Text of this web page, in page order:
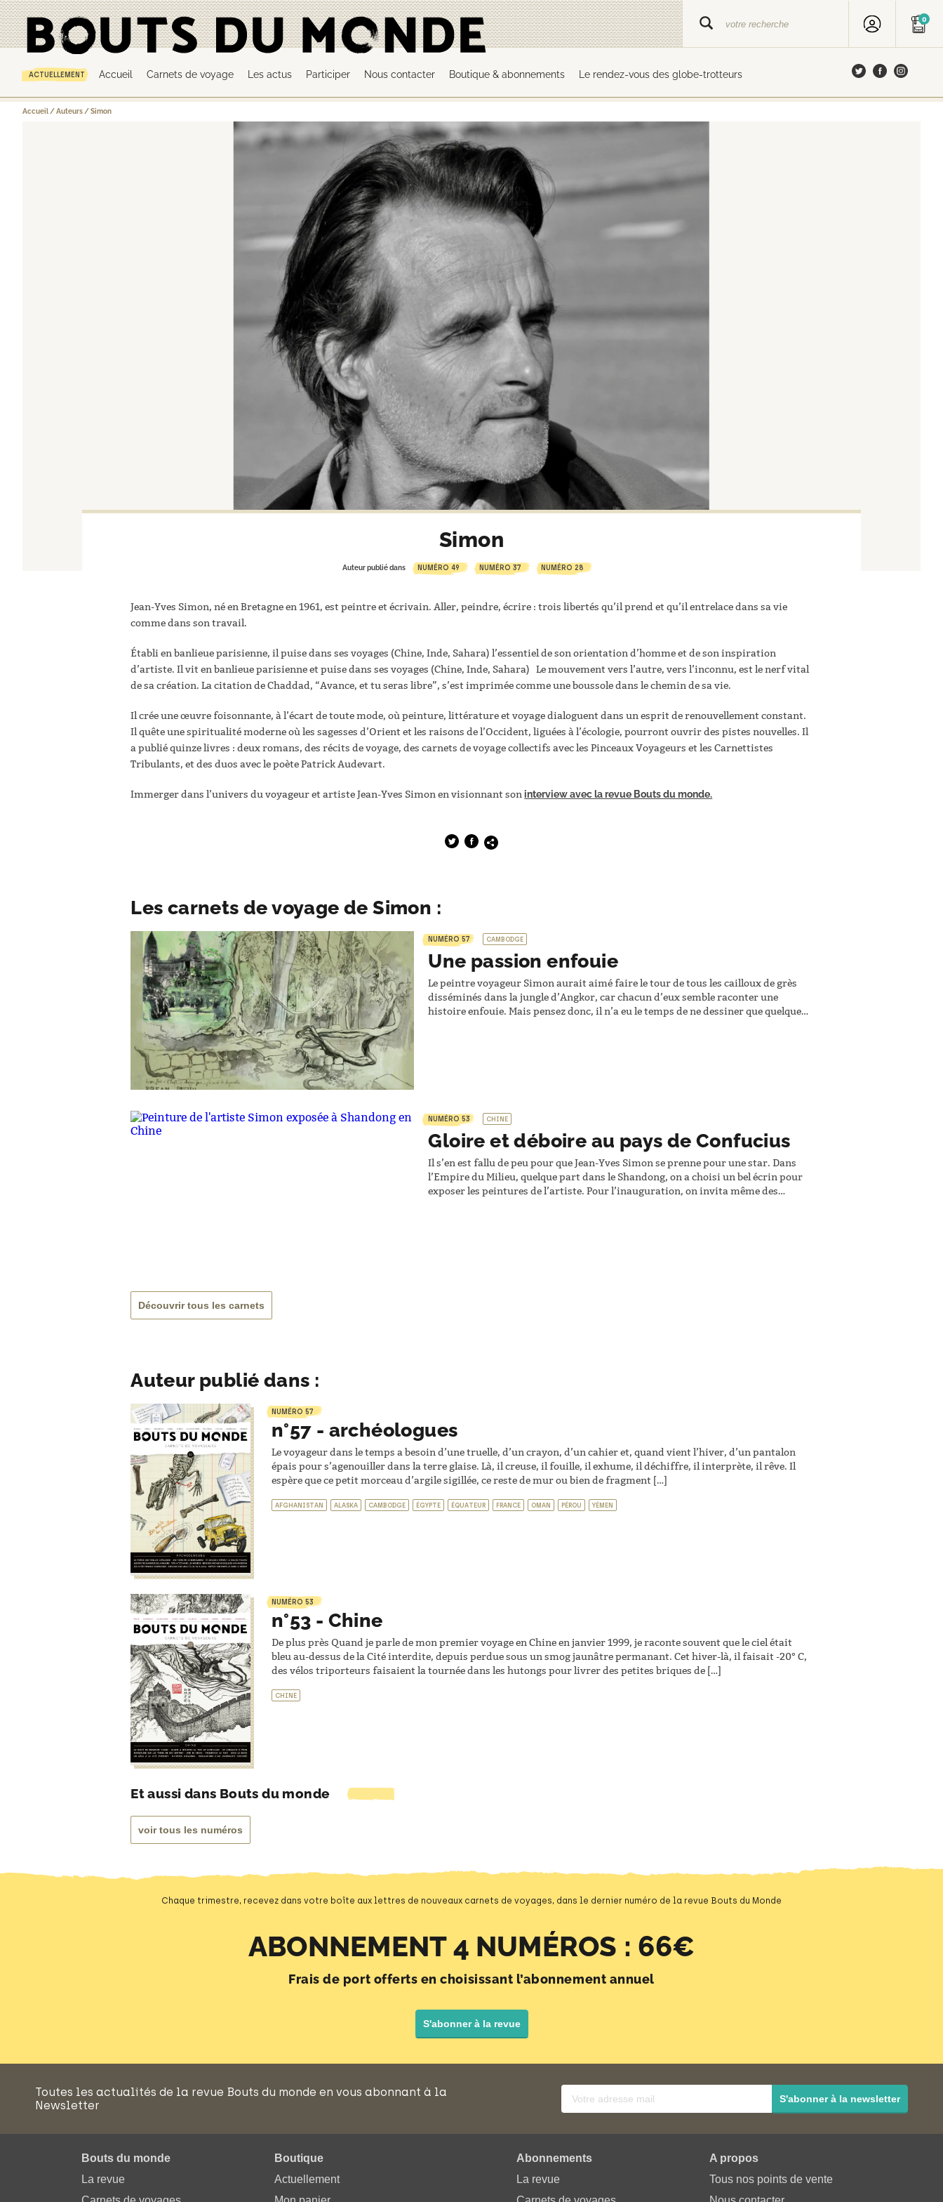
0
ACTUELLEMENT Accueil Carnets de voyage Les actus Participer Nous contacter Boutique & abonnements Le rendez-vous des globe-trotteurs
Accueil /Auteurs /Simon
Simon
Auteur publié dans NUMÉRO 49 NUMÉRO 37 NUMÉRO 28
Jean-Yves Simon, né en Bretagne en 1961, est peintre et écrivain. Aller, peindre, écrire : trois libertés qu’il prend et qu’il entrelace dans sa vie
comme dans son travail.
Établi en banlieue parisienne, il puise dans ses voyages (Chine, Inde, Sahara) l’essentiel de son orientation d’homme et de son inspiration
d’artiste. Il vit en banlieue parisienne et puise dans ses voyages (Chine, Inde, Sahara) Le mouvement vers l’autre, vers l’inconnu, est le nerf vital
de sa création. La citation de Chaddad, “Avance, et tu seras libre”, s’est imprimée comme une boussole dans le chemin de sa vie.
Il crée une œuvre foisonnante, à l’écart de toute mode, où peinture, littérature et voyage dialoguent dans un esprit de renouvellement constant.
Il quête une spiritualité moderne où les sagesses d’Orient et les raisons de l’Occident, liguées à l’écologie, pourront ouvrir des pistes nouvelles. Il
a publié quinze livres : deux romans, des récits de voyage, des carnets de voyage collectifs avec les Pinceaux Voyageurs et les Carnettistes
Tribulants, et des duos avec le poète Patrick Audevart.
Immerger dans l’univers du voyageur et artiste Jean-Yves Simon en visionnant soninterview avec la revue Bouts du monde.
Les carnets de voyage de Simon :
NUMÉRO 57 CAMBODGE
Une passion enfouie
Le peintre voyageur Simon aurait aimé faire le tour de tous les cailloux de grès
disséminés dans la jungle d’Angkor, car chacun d’eux semble raconter une
histoire enfouie. Mais pensez donc, il n’a eu le temps de ne dessiner que quelques
NUMÉRO 53 CHINE
Gloire et déboire au pays de Confucius
Il s’en est fallu de peu pour que Jean-Yves Simon se prenne pour une star. Dans
l’Empire du Milieu, quelque part dans le Shandong, on a choisi un bel écrin pour
exposer les peintures de l’artiste. Pour l’inauguration, on invita même des
Découvrir tous les carnets
Auteur publié dans :
NUMÉRO 57
n°57 - archéologues
Le voyageur dans le temps a besoin d’une truelle, d’un crayon, d’un cahier et, quand vient l’hiver, d’un pantalon
épais pour s’agenouiller dans la terre glaise. Là, il creuse, il fouille, il exhume, il déchiffre, il interprète, il rêve. Il
espère que ce petit morceau d’argile sigillée, ce reste de mur ou bien de fragment […]
AFGHANISTAN ALASKA CAMBODGE ÉGYPTE ÉQUATEUR FRANCE OMAN PÉROU YÉMEN
NUMÉRO 53
n°53 - Chine
De plus près Quand je parle de mon premier voyage en Chine en janvier 1999, je raconte souvent que le ciel était
bleu au-dessus de la Cité interdite, depuis perdue sous un smog jaunâtre permanant. Cet hiver-là, il faisait -20° C,
des vélos triporteurs faisaient la tournée dans les hutongs pour livrer des petites briques de […]
CHINE
Et aussi dans Bouts du monde
voir tous les numéros
Chaque trimestre, recevez dans votre boîte aux lettres de nouveaux carnets de voyages, dans le dernier numéro de la revue Bouts du Monde
ABONNEMENT 4 NUMÉROS : 66€
Frais de port offerts en choisissant l’abonnement annuel
S'abonner à la revue
Toutes les actualités de la revue Bouts du monde en vous abonnant à la
Newsletter
S'abonner à la newsletter
Bouts du monde
La revue
Boutique
Actuellement
Abonnements
La revue
A propos
Tous nos points de vente